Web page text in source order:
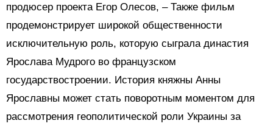
продюсер проекта Егор Олесов, – Также фильм
продемонстрирует широкой общественности
исключительную роль, которую сыграла династия
Ярослава Мудрого во французском
государствостроении. История княжны Анны
Ярославны может стать поворотным моментом для
рассмотрения геополитической роли Украины за